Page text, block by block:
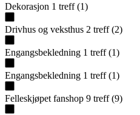
Dekorasjon 1 treff (1)
Drivhus og veksthus 2 treff (2)
Engangsbekledning 1 treff (1)
Engangsbekledning 1 treff (1)
Felleskjøpet fanshop 9 treff (9)